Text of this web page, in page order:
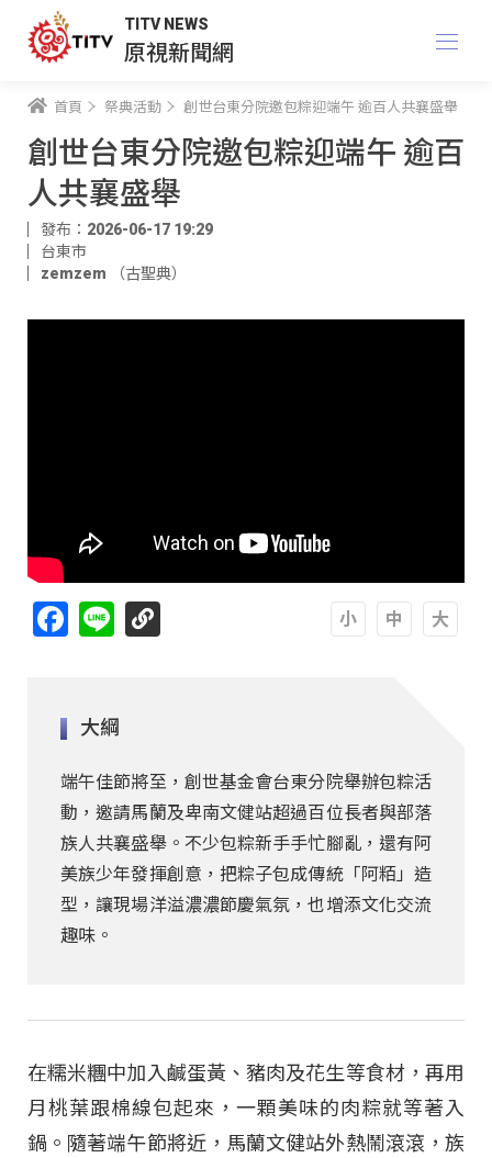
TITV NEWS
原視新聞網
首頁 祭典活動 創世台東分院邀包粽迎端午 逾百人共襄盛舉
創世台東分院邀包粽迎端午 逾百
人共襄盛舉
發布：2026-06-17 19:29
台東市
zemzem （古聖典）
Facebook
Line
大綱
端午佳節將至，創世基金會台東分院舉辦包粽活
動，邀請馬蘭及卑南文健站超過百位長者與部落
族人共襄盛舉。不少包粽新手手忙腳亂，還有阿
美族少年發揮創意，把粽子包成傳統「阿粨」造
型，讓現場洋溢濃濃節慶氣氛，也增添文化交流
趣味。
在糯米糰中加入鹹蛋黃、豬肉及花生等食材，再用
月桃葉跟棉線包起來，一顆美味的肉粽就等著入
鍋。隨著端午節將近，馬蘭文健站外熱鬧滾滾，族